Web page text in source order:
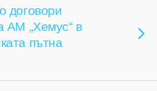
договори
АМ „Хемус“ в
пътна